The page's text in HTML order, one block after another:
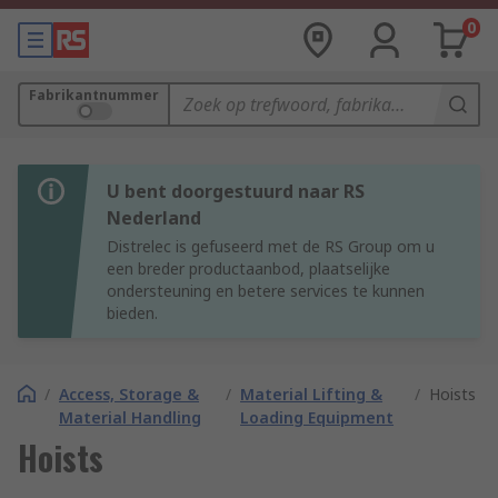
0
Fabrikantnummer
U bent doorgestuurd naar RS
Nederland
Distrelec is gefuseerd met de RS Group om u
een breder productaanbod, plaatselijke
ondersteuning en betere services te kunnen
bieden.
/ Access, Storage &
Material Handling
/ Material Lifting &
Loading Equipment
/ Hoists
Hoists